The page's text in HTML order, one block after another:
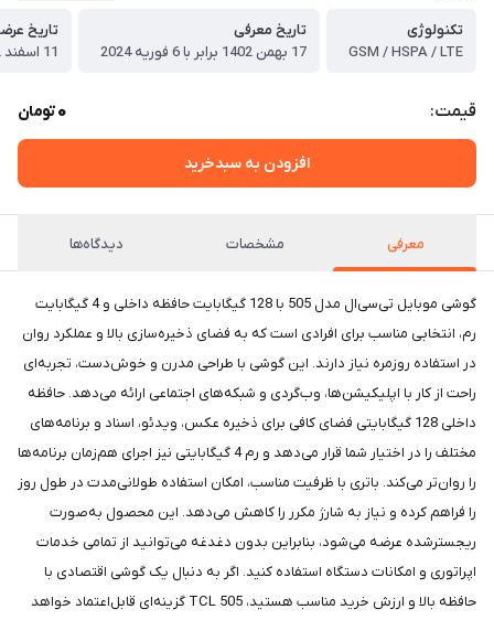
تکنولوژی
GSM / HSPA / LTE
تاریخ معرفی
17 بهمن 1402 برابر با 6 فوریه 2024
تاریخ
11 اسفند 1402 برابر با مارس 2024
قیمت: 0تومان
افزودن به سبدخرید
معرفی مشخصات دیدگاه‌ها
گوشی موبایل تی‌سی‌ال مدل 505 با 128 گیگابایت حافظه داخلی و 4 گیگابایت
رم، انتخابی مناسب برای افرادی است که به فضای ذخیره‌سازی بالا و عملکرد روان
در استفاده روزمره نیاز دارند. این گوشی با طراحی مدرن و خوش‌دست، تجربه‌ای
راحت از کار با اپلیکیشن‌ها، وب‌گردی و شبکه‌های اجتماعی ارائه می‌دهد. حافظه
داخلی 128 گیگابایتی فضای کافی برای ذخیره عکس، ویدئو، اسناد و برنامه‌های
مختلف را در اختیار شما قرار می‌دهد و رم 4 گیگابایتی نیز اجرای هم‌زمان برنامه‌ها
را روان‌تر می‌کند. باتری با ظرفیت مناسب، امکان استفاده طولانی‌مدت در طول روز
را فراهم کرده و نیاز به شارژ مکرر را کاهش می‌دهد. این محصول به‌صورت
ریجسترشده عرضه می‌شود، بنابراین بدون دغدغه می‌توانید از تمامی خدمات
اپراتوری و امکانات دستگاه استفاده کنید. اگر به دنبال یک گوشی اقتصادی با
حافظه بالا و ارزش خرید مناسب هستید، TCL 505 گزینه‌ای قابل‌اعتماد خواهد